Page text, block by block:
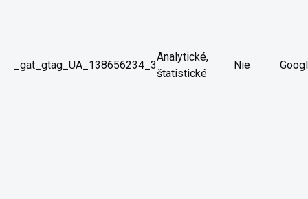
_gat_gtag_UA_138656234_3
Analytické,
štatistické
Nie